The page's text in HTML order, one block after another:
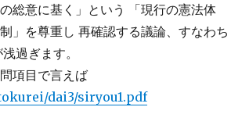
総意に基く」という 「現行の憲法体
」を尊重し 再確認する議論、すなわち
過ぎます。
項目で言えば
dai3/siryou1.pdf